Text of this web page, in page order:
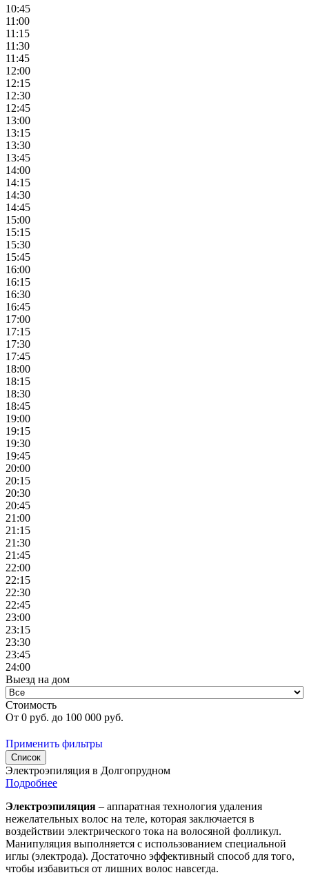
10:45
11:00
11:15
11:30
11:45
12:00
12:15
12:30
12:45
13:00
13:15
13:30
13:45
14:00
14:15
14:30
14:45
15:00
15:15
15:30
15:45
16:00
16:15
16:30
16:45
17:00
17:15
17:30
17:45
18:00
18:15
18:30
18:45
19:00
19:15
19:30
19:45
20:00
20:15
20:30
20:45
21:00
21:15
21:30
21:45
22:00
22:15
22:30
22:45
23:00
23:15
23:30
23:45
24:00
Выезд на дом
Стоимость
От 0 руб. до 100 000 руб.
Применить фильтры
Список
Электроэпиляция в Долгопрудном
Подробнее
Электроэпиляция – аппаратная технология удаления
нежелательных волос на теле, которая заключается в
воздействии электрического тока на волосяной фолликул.
Манипуляция выполняется с использованием специальной
иглы (электрода). Достаточно эффективный способ для того,
чтобы избавиться от лишних волос навсегда.